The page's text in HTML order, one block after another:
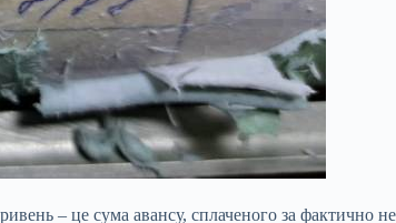
– це сума авансу, сплаченого за фактично